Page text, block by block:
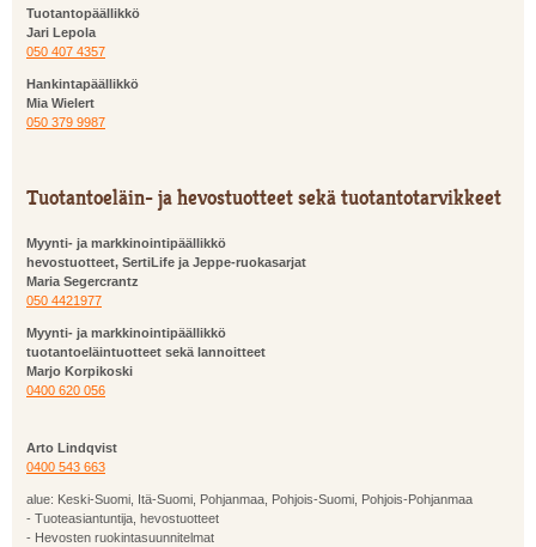
Tuotantopäällikkö
Jari Lepola
050 407 4357
Hankintapäällikkö
Mia Wielert
050 379 9987
Tuotantoeläin- ja hevostuotteet sekä tuotantotarvikkeet
Myynti- ja markkinointipäällikkö
hevostuotteet, SertiLife ja Jeppe-ruokasarjat
Maria Segercrantz
050 4421977
Myynti- ja markkinointipäällikkö
tuotantoeläintuotteet sekä lannoitteet
Marjo Korpikoski
0400 620 056
Arto Lindqvist
0400 543 663
alue: Keski-Suomi, Itä-Suomi, Pohjanmaa, Pohjois-Suomi, Pohjois-Pohjanmaa
- Tuoteasiantuntija, hevostuotteet
- Hevosten ruokintasuunnitelmat